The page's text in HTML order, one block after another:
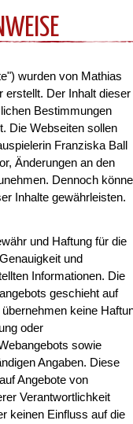
wurden von Mathias
erstellt. Der Inhalt dieser
Bestimmungen
Die Webseiten sollen
Franziska Ball
Änderungen an den
Dennoch
Inhalte gewährleisten.
und Haftung für die
und
Informationen. Die
geschieht auf
keine
oder
sowie
Angaben. Diese
Angebote von
Verantwortlichkeit
keinen Einfluss auf die